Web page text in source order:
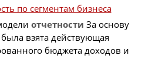
по сегментам бизнеса
отчетности За основу
была взята действующая
бюджета доходов и